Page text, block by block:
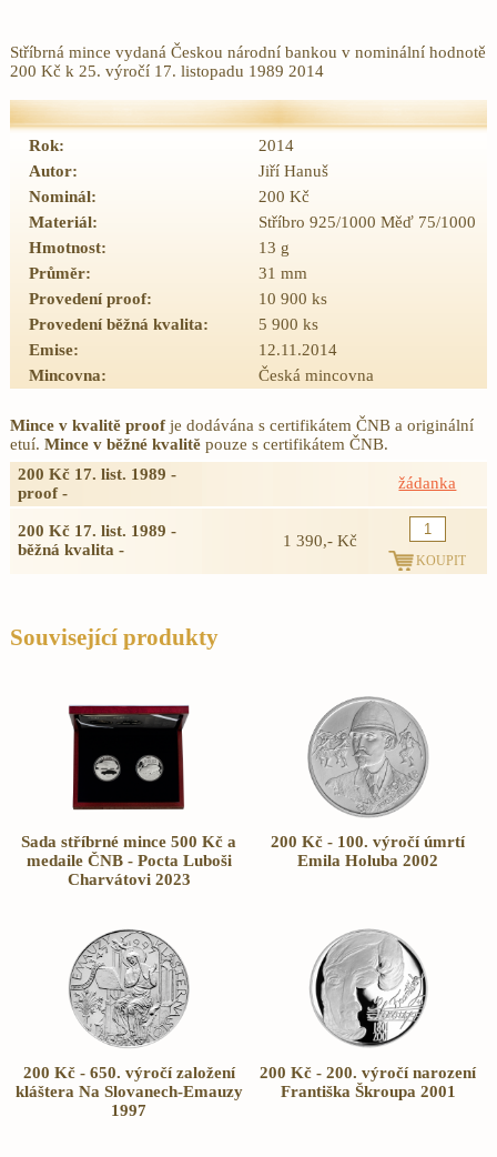
Stříbrná mince vydaná Českou národní bankou v nominální hodnotě
200 Kč k 25. výročí 17. listopadu 1989 2014
Rok:
2014
Autor:
Jiří Hanuš
Nominál:
200 Kč
Materiál:
Stříbro 925/1000 Měď 75/1000
Hmotnost:
13 g
Průměr:
31 mm
Provedení proof:
10 900 ks
Provedení běžná kvalita:
5 900 ks
Emise:
12.11.2014
Mincovna:
Česká mincovna
Mince v kvalitě proofje dodávána s certifikátem ČNB a originální
etuí. Mince v běžné kvalitě pouze s certifikátem ČNB.
200 Kč 17. list. 1989 -
proof -
žádanka
200 Kč 17. list. 1989 -
běžná kvalita -
1 390,- Kč
Související produkty
Sada stříbrné mince 500 Kč a
medaile ČNB - Pocta Luboši
Charvátovi 2023
200 Kč - 100. výročí úmrtí
Emila Holuba 2002
200 Kč - 650. výročí založení
kláštera Na Slovanech-Emauzy
1997
200 Kč - 200. výročí narození
Františka Škroupa 2001